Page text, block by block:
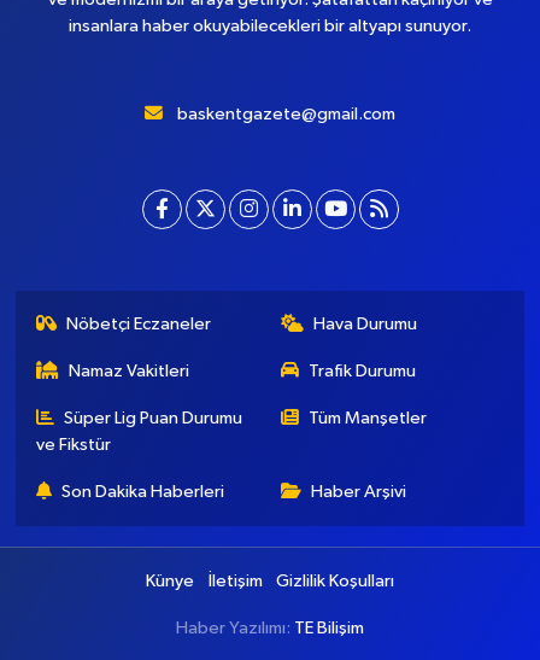
insanlara haber okuyabilecekleri bir altyapı sunuyor.
baskentgazete@gmail.com
Nöbetçi Eczaneler Hava Durumu
Namaz Vakitleri Trafik Durumu
Süper Lig Puan Durumu
ve Fikstür
Tüm Manşetler
Son Dakika Haberleri Haber Arşivi
Künye İletişim Gizlilik Koşulları
Haber Yazılımı: TE Bilişim